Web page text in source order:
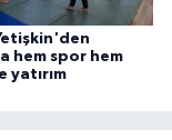
hem spor hem
yatırım